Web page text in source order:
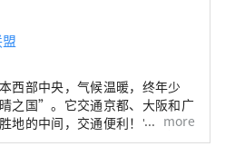
西部中央，气候温暖，终年少
之国”。它交通京都、大阪和广
地的中间，交通便利！它也是经
山县也被称为“水
more